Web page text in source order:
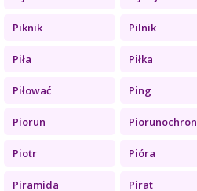
Piknik Pilnik
Piła Piłka
Piłować Ping
Piorun Piorunochron
Piotr Pióra
Piramida Pirat